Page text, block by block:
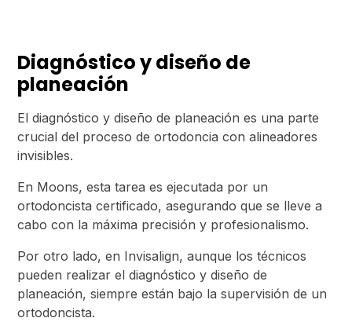
Diagnóstico y diseño de
planeación
El diagnóstico y diseño de planeación es una parte
crucial del proceso de ortodoncia con alineadores
invisibles.
En Moons, esta tarea es ejecutada por un
ortodoncista certificado, asegurando que se lleve a
cabo con la máxima precisión y profesionalismo.
Por otro lado, en Invisalign, aunque los técnicos
pueden realizar el diagnóstico y diseño de
planeación, siempre están bajo la supervisión de un
ortodoncista.